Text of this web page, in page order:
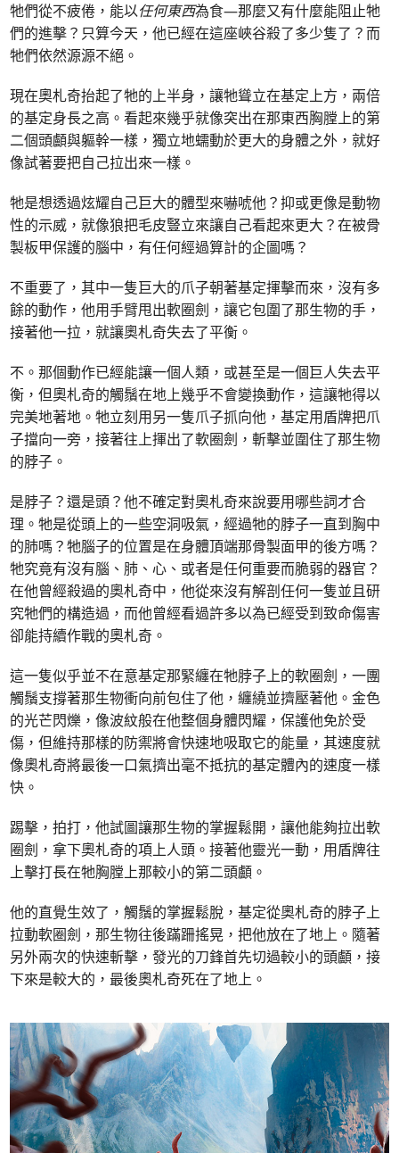
牠們從不疲倦，能以任何東西為食—那麼又有什麼能阻止牠
們的進擊？只算今天，他已經在這座峽谷殺了多少隻了？而
牠們依然源源不絕。
現在奧札奇抬起了牠的上半身，讓牠聳立在基定上方，兩倍
的基定身長之高。看起來幾乎就像突出在那東西胸膛上的第
二個頭顱與軀幹一樣，獨立地蠕動於更大的身體之外，就好
像試著要把自己拉出來一樣。
牠是想透過炫耀自己巨大的體型來嚇唬他？抑或更像是動物
性的示威，就像狼把毛皮豎立來讓自己看起來更大？在被骨
製板甲保護的腦中，有任何經過算計的企圖嗎？
不重要了，其中一隻巨大的爪子朝著基定揮擊而來，沒有多
餘的動作，他用手臂甩出軟圈劍，讓它包圍了那生物的手，
接著他一拉，就讓奧札奇失去了平衡。
不。那個動作已經能讓一個人類，或甚至是一個巨人失去平
衡，但奧札奇的觸鬚在地上幾乎不會變換動作，這讓牠得以
完美地著地。牠立刻用另一隻爪子抓向他，基定用盾牌把爪
子擋向一旁，接著往上揮出了軟圈劍，斬擊並圍住了那生物
的脖子。
是脖子？還是頭？他不確定對奧札奇來說要用哪些詞才合
理。牠是從頭上的一些空洞吸氣，經過牠的脖子一直到胸中
的肺嗎？牠腦子的位置是在身體頂端那骨製面甲的後方嗎？
牠究竟有沒有腦、肺、心、或者是任何重要而脆弱的器官？
在他曾經殺過的奧札奇中，他從來沒有解剖任何一隻並且研
究牠們的構造過，而他曾經看過許多以為已經受到致命傷害
卻能持續作戰的奧札奇。
這一隻似乎並不在意基定那緊纏在牠脖子上的軟圈劍，一團
觸鬚支撐著那生物衝向前包住了他，纏繞並擠壓著他。金色
的光芒閃爍，像波紋般在他整個身體閃耀，保護他免於受
傷，但維持那樣的防禦將會快速地吸取它的能量，其速度就
像奧札奇將最後一口氣擠出毫不抵抗的基定體內的速度一樣
快。
踢擊，拍打，他試圖讓那生物的掌握鬆開，讓他能夠拉出軟
圈劍，拿下奧札奇的項上人頭。接著他靈光一動，用盾牌往
上擊打長在牠胸膛上那較小的第二頭顱。
他的直覺生效了，觸鬚的掌握鬆脫，基定從奧札奇的脖子上
拉動軟圈劍，那生物往後蹣跚搖晃，把他放在了地上。隨著
另外兩次的快速斬擊，發光的刀鋒首先切過較小的頭顱，接
下來是較大的，最後奧札奇死在了地上。